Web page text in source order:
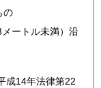
の
ートル未満）沿
成14年法律第22